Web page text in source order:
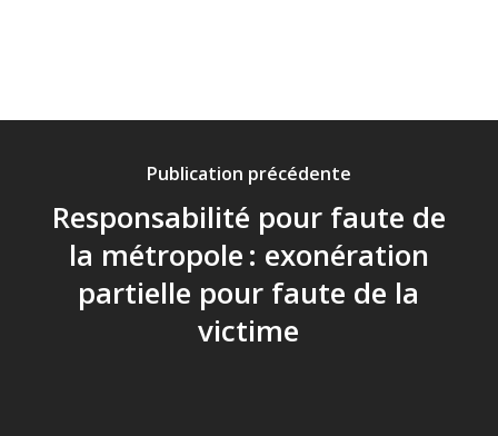
Publication précédente
Responsabilité pour faute de
la métropole : exonération
partielle pour faute de la
victime